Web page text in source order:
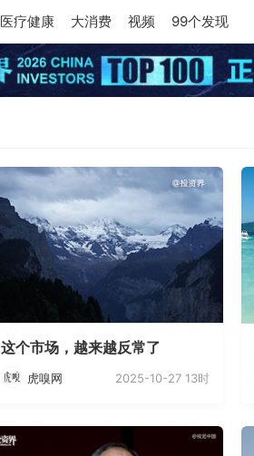
医疗健康 大消费 视频 99个发现
这个市场，越来越反常了
虎嗅网 2025-10-27 13时